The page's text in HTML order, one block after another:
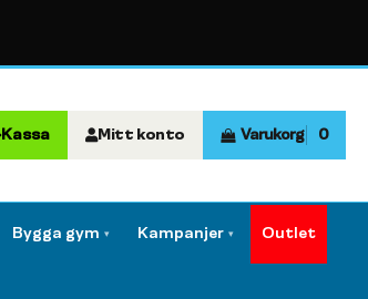
Kassa Mitt konto Varukorg 0
Bygga gym ▾ Kampanjer ▾ Outlet